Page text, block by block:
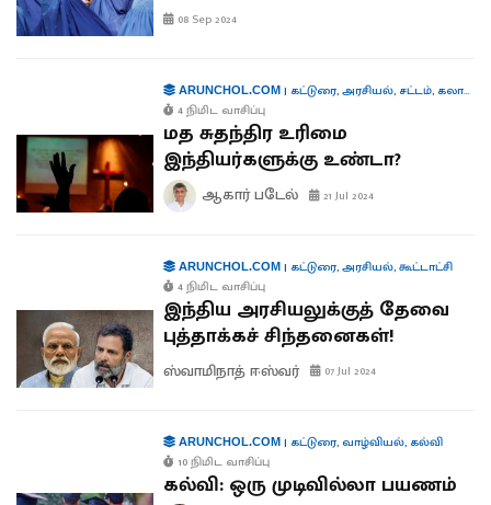
08 Sep 2024
ARUNCHOL.COM| கட்டுரை,அரசியல், சட்டம், கலாச்சாரம்
4 நிமிட வாசிப்பு
மத சுதந்திர உரிமை
இந்தியர்களுக்கு உண்டா?
ஆகார் படேல் 21 Jul 2024
ARUNCHOL.COM| கட்டுரை,அரசியல்,கூட்டாட்சி
4 நிமிட வாசிப்பு
இந்திய அரசியலுக்குத் தேவை
புத்தாக்கச் சிந்தனைகள்!
ஸ்வாமிநாத் ஈஸ்வர் 07 Jul 2024
ARUNCHOL.COM| கட்டுரை, வாழ்வியல், கல்வி
10 நிமிட வாசிப்பு
கல்வி: ஒரு முடிவில்லா பயணம்